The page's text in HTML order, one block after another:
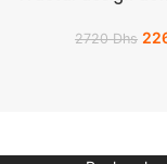
2720Dhs